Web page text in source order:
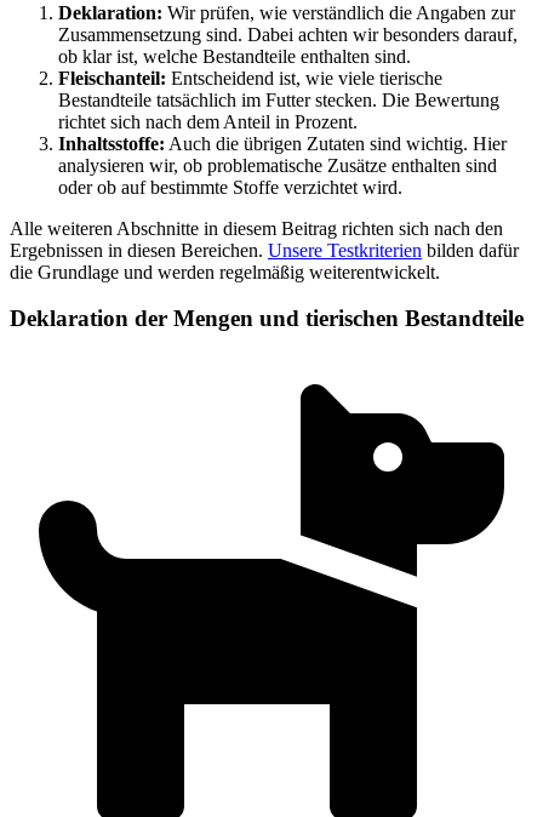
Deklaration: Wir prüfen, wie verständlich die Angaben zur
Zusammensetzung sind. Dabei achten wir besonders darauf,
ob klar ist, welche Bestandteile enthalten sind.
Fleischanteil: Entscheidend ist, wie viele tierische
Bestandteile tatsächlich im Futter stecken. Die Bewertung
richtet sich nach dem Anteil in Prozent.
Inhaltsstoffe: Auch die übrigen Zutaten sind wichtig. Hier
analysieren wir, ob problematische Zusätze enthalten sind
oder ob auf bestimmte Stoffe verzichtet wird.
Alle weiteren Abschnitte in diesem Beitrag richten sich nach den
Ergebnissen in diesen Bereichen. Unsere Testkriterien bilden dafür
die Grundlage und werden regelmäßig weiterentwickelt.
Deklaration der Mengen und tierischen Bestandteile